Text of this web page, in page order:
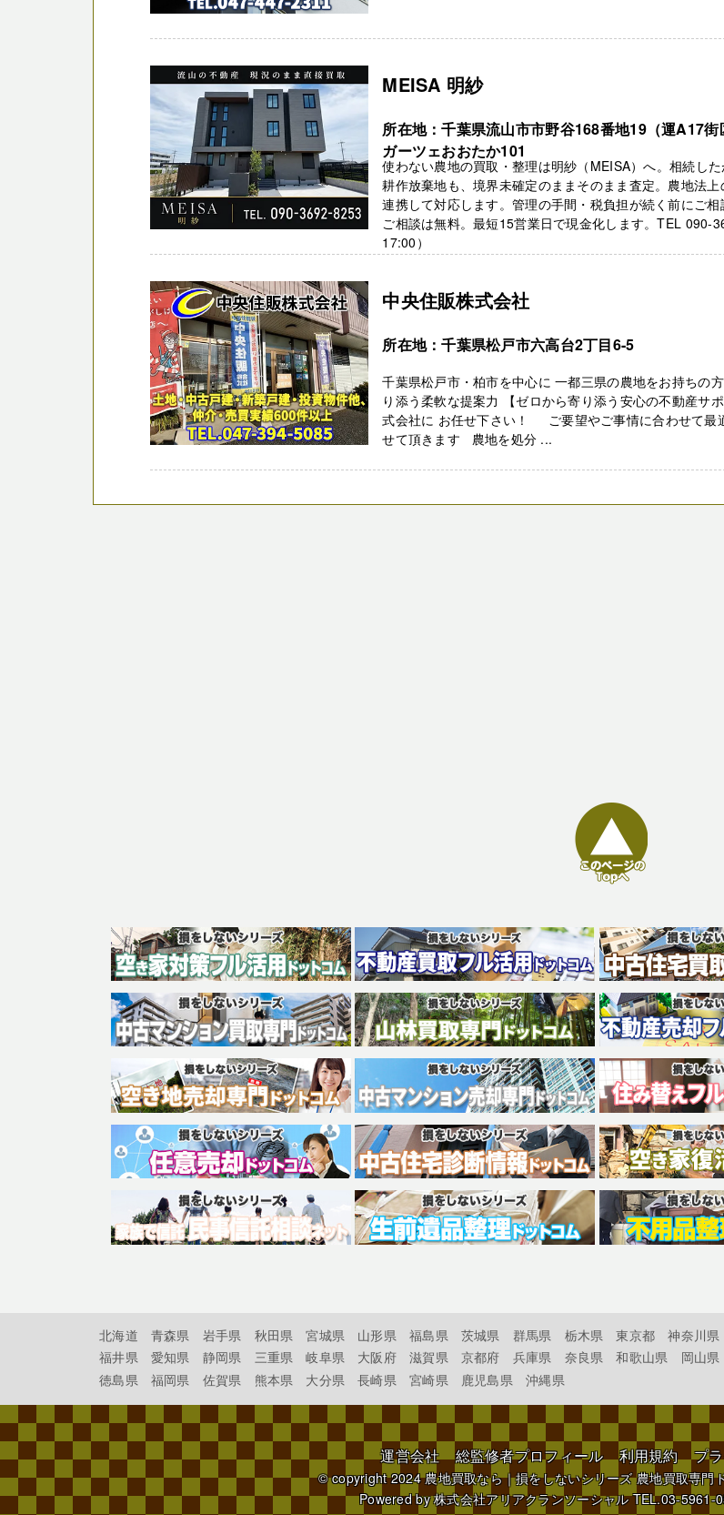
MEISA 明紗
所在地：千葉県流山市市野谷168番地19（運A17街
ガーツェおおたか101
使わない農地の買取・整理は明紗（MEISA）へ。相続した
耕作放棄地も、境界未確定のままそのまま査定。農地法上
連携して対応します。管理の手間・税負担が続く前にご相
ご相談は無料。最短15営業日で現金化します。TEL 090-
17:00）
中央住販株式会社
所在地：千葉県松戸市六高台2丁目6-5
千葉県松戸市・柏市を中心に 一都三県の農地をお持ちの
り添う柔軟な提案力 【ゼロから寄り添う安心の不動産サ
式会社に お任せ下さい！ ご要望やご事情に合わせて最
せて頂きます 農地を処分 ...
北海道 青森県 岩手県 秋田県 宮城県 山形県 福島県 茨城県 群馬県 栃木県 東京都 神奈川県
福井県
愛知県 静岡県 三重県 岐阜県 大阪府 滋賀県 京都府 兵庫県 奈良県 和歌山県 岡山県
徳島県
福岡県 佐賀県 熊本県 大分県 長崎県 宮崎県 鹿児島県 沖縄県
運営会社 総監修者プロフィール 利用規約 プ
© copyright 2024農地買取なら｜損をしないシリーズ 農地買取専門
Powered by株式会社アリアクランソーシャルTEL.03-5961-